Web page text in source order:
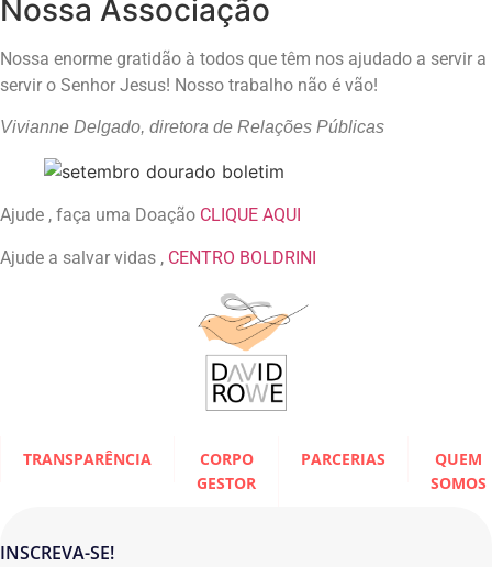
Nossa Associação
Nossa enorme gratidão à todos que têm nos ajudado a servir a
servir o Senhor Jesus! Nosso trabalho não é vão!
Vivianne Delgado, diretora de Relações Públicas
Ajude , faça uma Doação CLIQUE AQUI
Ajude a salvar vidas , CENTRO BOLDRINI
TRANSPARÊNCIA
CORPO
GESTOR
PARCERIAS
QUEM
SOMOS
INSCREVA-SE!